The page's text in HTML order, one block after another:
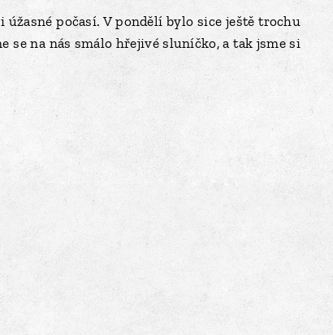
počasí. V pondělí bylo sice ještě trochu
se na nás smálo hřejivé sluníčko, a tak jsme si